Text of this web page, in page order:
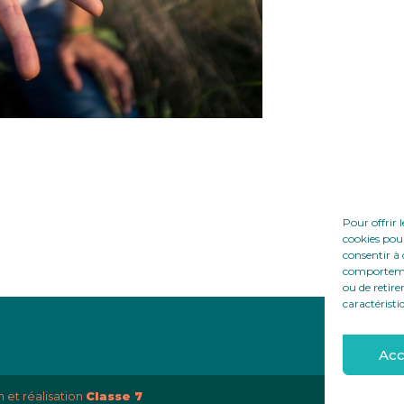
Pour offrir
cookies
consentir à
ou de
et réalisation Classe 7